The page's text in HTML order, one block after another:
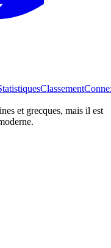
Classement
et grecques, mais il est